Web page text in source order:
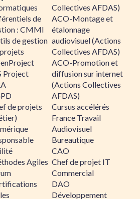
de
: CMMI
de gestion
Project
de projets
Agiles
Collectives AFDAS)
ACO-Montage et
étalonnage
audiovisuel (Actions
Collectives AFDAS)
ACO-Promotion et
diffusion sur internet
(Actions Collectives
AFDAS)
Cursus accélérés
France Travail
Audiovisuel
Bureautique
CAO
Chef de projet IT
Commercial
DAO
Développement